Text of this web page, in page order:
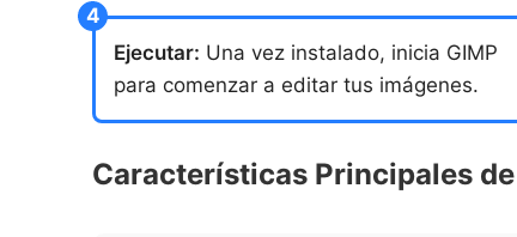
Ejecutar: Una vez instalado, inicia GIMP
para comenzar a editar tus imágenes.
Características Principales de